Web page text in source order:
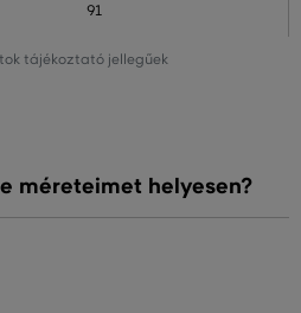
tájékoztató jellegűek
91
méreteimet helyesen?